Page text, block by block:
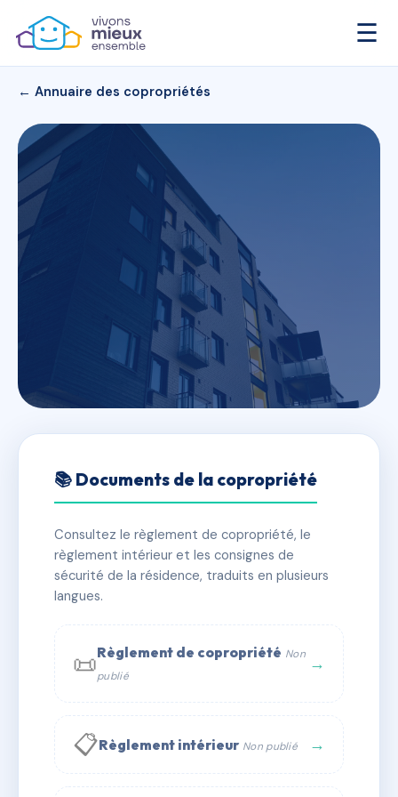
☰
← Annuaire des copropriétés
3 rue Coraly Royet & 10 rue
des Teinturiers
📍 3 r coraly royet 42100 Saint-Étienne
✓ Immatriculée 🏠 15 lots 🏗 1 bâtiment(s)
📞 Contacter Syndic Digital 💬 WhatsApp
✉ Email
📚 Documents de la copropriété
Consultez le règlement de copropriété, le
règlement intérieur et les consignes de
sécurité de la résidence, traduits en plusieurs
langues.
📜Règlement de copropriété Non
publié
→
📋Règlement intérieur Non publié →